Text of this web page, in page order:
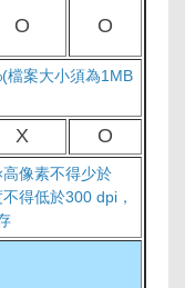
O O
檔案大小須為1MB
X O
像素不得少於
得低於300 dpi，